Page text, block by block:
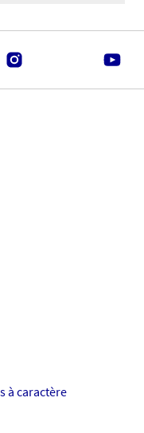
à caractère